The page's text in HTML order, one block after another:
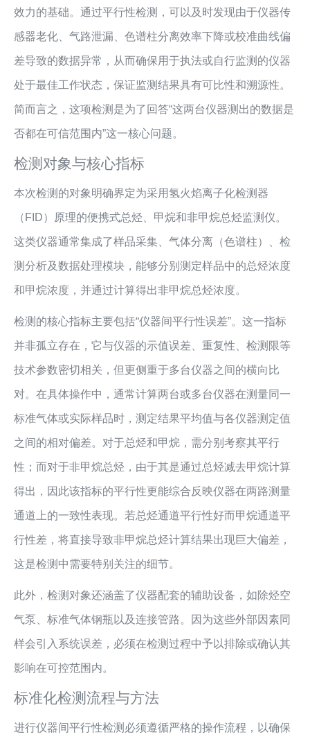
效力的基础。通过平行性检测，可以及时发现由于仪器传
感器老化、气路泄漏、色谱柱分离效率下降或校准曲线偏
差导致的数据异常，从而确保用于执法或自行监测的仪器
处于最佳工作状态，保证监测结果具有可比性和溯源性。
简而言之，这项检测是为了回答“这两台仪器测出的数据是
否都在可信范围内”这一核心问题。
检测对象与核心指标
本次检测的对象明确界定为采用氢火焰离子化检测器
（FID）原理的便携式总烃、甲烷和非甲烷总烃监测仪。
这类仪器通常集成了样品采集、气体分离（色谱柱）、检
测分析及数据处理模块，能够分别测定样品中的总烃浓度
和甲烷浓度，并通过计算得出非甲烷总烃浓度。
检测的核心指标主要包括“仪器间平行性误差”。这一指标
并非孤立存在，它与仪器的示值误差、重复性、检测限等
技术参数密切相关，但更侧重于多台仪器之间的横向比
对。在具体操作中，通常计算两台或多台仪器在测量同一
标准气体或实际样品时，测定结果平均值与各仪器测定值
之间的相对偏差。对于总烃和甲烷，需分别考察其平行
性；而对于非甲烷总烃，由于其是通过总烃减去甲烷计算
得出，因此该指标的平行性更能综合反映仪器在两路测量
通道上的一致性表现。若总烃通道平行性好而甲烷通道平
行性差，将直接导致非甲烷总烃计算结果出现巨大偏差，
这是检测中需要特别关注的细节。
此外，检测对象还涵盖了仪器配套的辅助设备，如除烃空
气泵、标准气体钢瓶以及连接管路。因为这些外部因素同
样会引入系统误差，必须在检测过程中予以排除或确认其
影响在可控范围内。
标准化检测流程与方法
进行仪器间平行性检测必须遵循严格的操作流程，以确保